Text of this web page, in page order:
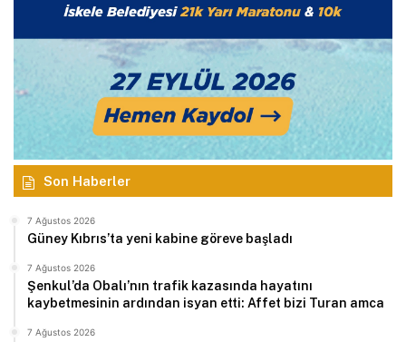
Son Haberler
7 Ağustos 2026
Güney Kıbrıs’ta yeni kabine göreve başladı
7 Ağustos 2026
Şenkul’da Obalı’nın trafik kazasında hayatını
kaybetmesinin ardından isyan etti: Affet bizi Turan amca
7 Ağustos 2026